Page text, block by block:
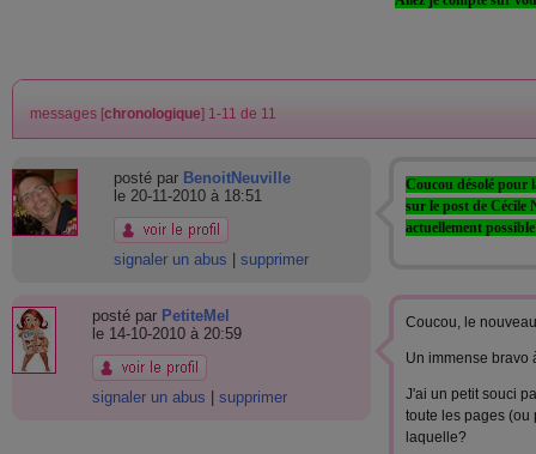
messages [chronologique] 1-11 de 11
posté par BenoitNeuville
le 20-11-2010 à 18:51
signaler un abus supprimer
Coucou désolé
sur le post de Cécile
actuellement
posté par PetiteMel
le 14-10-2010 à 20:59
signaler un abus supprimer
Coucou, le
Un immense bravo
J'ai un petit souci
toute les pages (ou
laquelle?